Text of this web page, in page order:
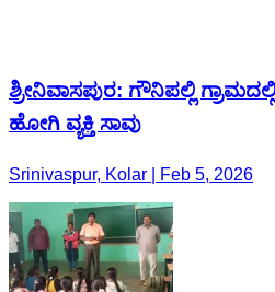
ಶ್ರೀನಿವಾಸಪುರ: ಗೌನಿಪಲ್ಲಿ
ಹೋಗಿ ವ್ಯಕ್ತಿ ಸಾವು
Srinivaspur, Kolar | Feb 5, 2026